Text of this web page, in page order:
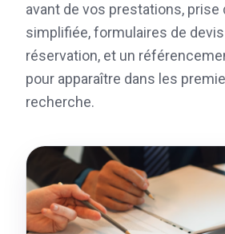
avant de vos prestations, prise
simplifiée, formulaires de
réservation, et un
pour apparaître dans les
recherche.